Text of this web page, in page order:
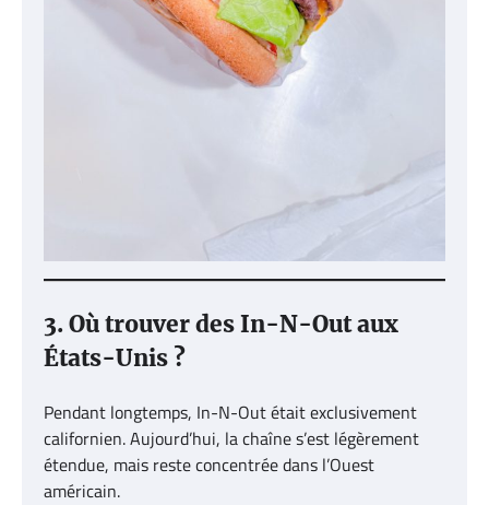
3. Où trouver des In-N-Out aux
États-Unis ?
Pendant longtemps, In-N-Out était exclusivement
californien. Aujourd’hui, la chaîne s’est légèrement
étendue, mais reste concentrée dans l’Ouest
américain.